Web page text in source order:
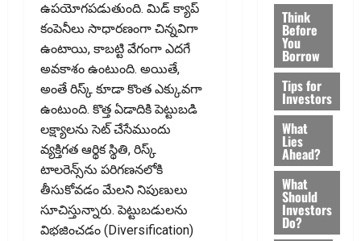
ఉపయోగపడుతుంది. మిడ్ క్యాప్
కంపెనీలు సాధారణంగా చిన్నవిగా
ఉంటాయి, కాబట్టి వేగంగా ఎదగే
అవకాశం ఉంటుంది. అయితే,
అంతే రిస్క్ కూడా కొంత ఎక్కువగా
ఉంటుంది. కొత్త ఏడాదికి పెట్టుబడి
లక్ష్యాలను సెట్ చేసేముందు
వ్యక్తిగత ఆర్థిక స్థితి, రిస్క్
టాలరెన్స్‌ను పరిగణనలోకి
తీసుకోవడం మేలని నిపుణులు
సూచిస్తున్నారు. పెట్టుబడులను
విభజించడం (Diversification)
Think
Before
You
Borrow
Tips for
Investors
What
Lies
Ahead?
What
Should
Investors
Do?